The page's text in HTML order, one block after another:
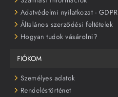
Adatvédelmi nyilatkozat - GDPR
Általános szerződési feltételek
Hogyan tudok vásárolni?
FIÓKOM
Személyes adatok
Rendeléstörténet